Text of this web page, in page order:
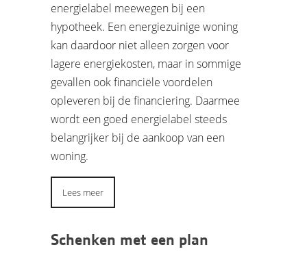
energielabel meewegen bij een
hypotheek. Een energiezuinige woning
kan daardoor niet alleen zorgen voor
lagere energiekosten, maar in sommige
gevallen ook financiële voordelen
opleveren bij de financiering. Daarmee
wordt een goed energielabel steeds
belangrijker bij de aankoop van een
woning.
Lees meer
Schenken met een plan